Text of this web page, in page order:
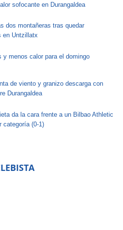
sofocante en Durangaldea
dos montañeras tras quedar
en Untzillatx
y menos calor para el domingo
de viento y granizo descarga con
Durangaldea
da la cara frente a un Bilbao Athletic
categoría (0-1)